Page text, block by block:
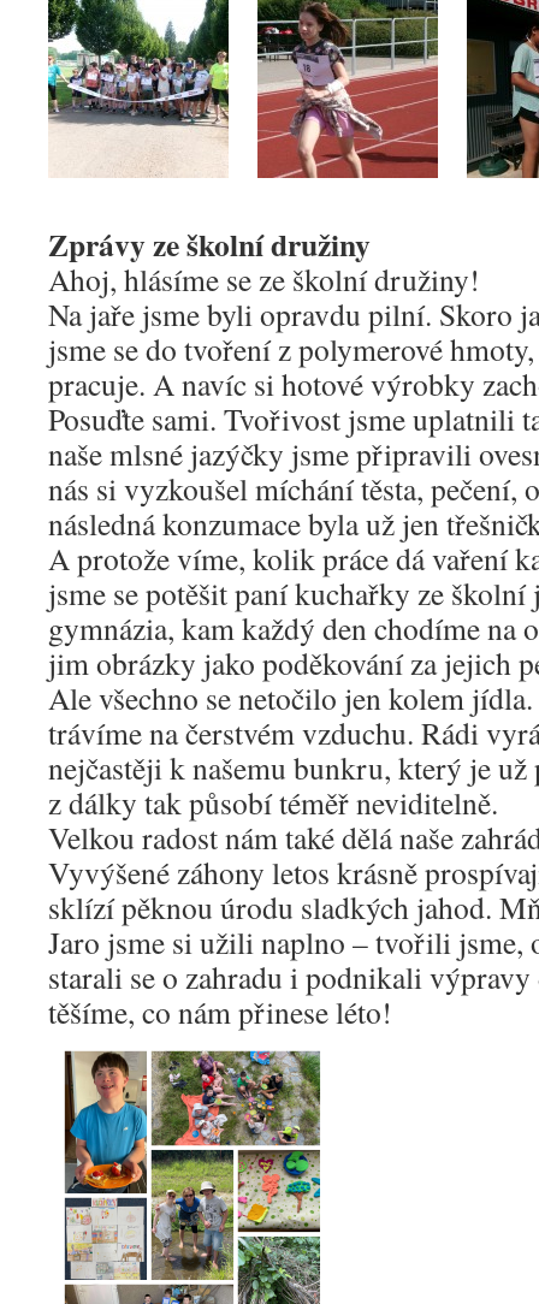
Zprávy ze školní družiny
Ahoj, hlásíme se ze školní družiny!
Na jaře jsme byli opravdu pilní. Skoro
jsme se do tvoření z polymerové
pracuje. A navíc si hotové výrobky
Posuďte sami. Tvořivost jsme uplatnili
naše mlsné jazýčky jsme připravili
nás si vyzkoušel míchání těsta, pečení,
následná konzumace byla už jen
A protože víme, kolik práce dá vaření
jsme se potěšit paní kuchařky ze
gymnázia, kam každý den chodíme na
jim obrázky jako poděkování za jejich
Ale všechno se netočilo jen kolem
trávíme na čerstvém vzduchu. Rádi
nejčastěji k našemu bunkru, který je už
z dálky tak působí téměř neviditelně.
Velkou radost nám také dělá naše
Vyvýšené záhony letos krásně
sklízí pěknou úrodu sladkých jahod.
Jaro jsme si užili naplno – tvořili jsme,
starali se o zahradu i podnikali
těšíme, co nám přinese léto!